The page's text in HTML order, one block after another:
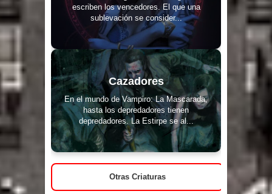
escriben los vencedores. El que una
sublevación se consider...
Cazadores
En el mundo de Vampiro: La Mascarada,
hasta los depredadores tienen
depredadores. La Estirpe se al...
Otras Criaturas